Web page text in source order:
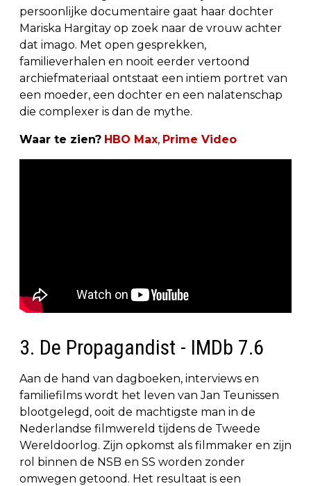
persoonlijke documentaire gaat haar dochter
Mariska Hargitay op zoek naar de vrouw achter
dat imago. Met open gesprekken,
familieverhalen en nooit eerder vertoond
archiefmateriaal ontstaat een intiem portret van
een moeder, een dochter en een nalatenschap
die complexer is dan de mythe.
Waar te zien? HBO Max, Prime Video
3. De Propagandist - IMDb 7.6
Aan de hand van dagboeken, interviews en
familiefilms wordt het leven van Jan Teunissen
blootgelegd, ooit de machtigste man in de
Nederlandse filmwereld tijdens de Tweede
Wereldoorlog. Zijn opkomst als filmmaker en zijn
rol binnen de NSB en SS worden zonder
omwegen getoond. Het resultaat is een